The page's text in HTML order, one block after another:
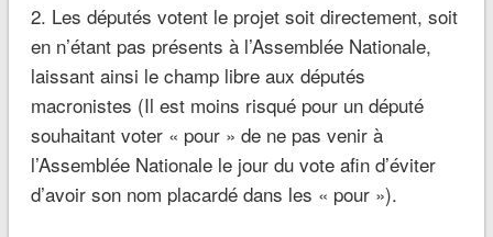
2. Les députés votent le projet soit directement, soit
en n’étant pas présents à l’Assemblée Nationale,
laissant ainsi le champ libre aux députés
macronistes (Il est moins risqué pour un député
souhaitant voter « pour » de ne pas venir à
l’Assemblée Nationale le jour du vote afin d’éviter
d’avoir son nom placardé dans les « pour »).